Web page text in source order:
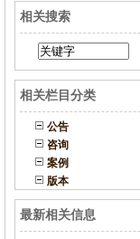
相关搜索
相关栏目分类
公告
咨询
案例
版本
最新相关信息